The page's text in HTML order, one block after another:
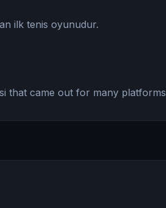
ilk tenis oyunudur.
that came out for many platforms